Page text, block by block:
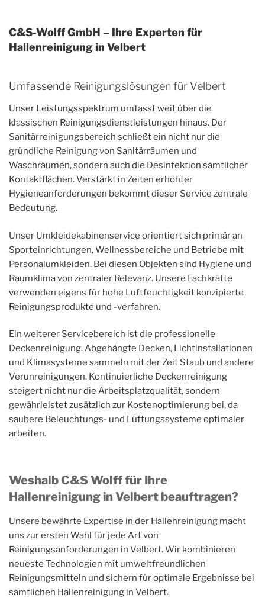
C&S-Wolff GmbH – Ihre Experten für
Hallenreinigung in Velbert
Umfassende Reinigungslösungen für Velbert
Unser Leistungsspektrum umfasst weit über die
klassischen Reinigungsdienstleistungen hinaus. Der
Sanitärreinigungsbereich schließt ein nicht nur die
gründliche Reinigung von Sanitärräumen und
Waschräumen, sondern auch die Desinfektion sämtlicher
Kontaktflächen. Verstärkt in Zeiten erhöhter
Hygieneanforderungen bekommt dieser Service zentrale
Bedeutung.
Unser Umkleidekabinenservice orientiert sich primär an
Sporteinrichtungen, Wellnessbereiche und Betriebe mit
Personalumkleiden. Bei diesen Objekten sind Hygiene und
Raumklima von zentraler Relevanz. Unsere Fachkräfte
verwenden eigens für hohe Luftfeuchtigkeit konzipierte
Reinigungsprodukte und -verfahren.
Ein weiterer Servicebereich ist die professionelle
Deckenreinigung. Abgehängte Decken, Lichtinstallationen
und Klimasysteme sammeln mit der Zeit Staub und andere
Verunreinigungen. Kontinuierliche Deckenreinigung
steigert nicht nur die Arbeitsplatzqualität, sondern
gewährleistet zusätzlich zur Kostenoptimierung bei, da
saubere Beleuchtungs- und Lüftungssysteme optimaler
arbeiten.
Weshalb C&S Wolff für Ihre
Hallenreinigung in Velbert beauftragen?
Unsere bewährte Expertise in der Hallenreinigung macht
uns zur ersten Wahl für jede Art von
Reinigungsanforderungen in Velbert. Wir kombinieren
neueste Technologien mit umweltfreundlichen
Reinigungsmitteln und sichern für optimale Ergebnisse bei
sämtlichen Hallenreinigung in Velbert.